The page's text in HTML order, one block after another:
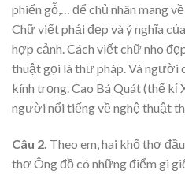
phiến gỗ,… để chủ nhân mang
Chữ viết phải đẹp và ý nghĩa
hợp cảnh. Cách viết chữ nho
thuật gọi là thư pháp. Và
kính trọng. Cao Bá Quát (thế kỉ
người nổi tiếng về nghệ thuật
Câu 2. Theo em, hai khổ thơ
thơ Ông đồ có những điểm gì